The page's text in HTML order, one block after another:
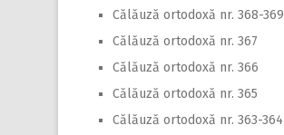
Călăuză ortodoxă nr. 368-369
Călăuză ortodoxă nr. 367
Călăuză ortodoxă nr. 366
Călăuză ortodoxă nr. 365
Călăuză ortodoxă nr. 363-364